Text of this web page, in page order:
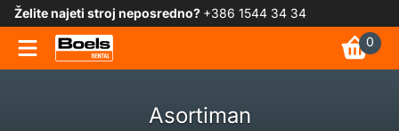
Želite najeti stroj neposredno? +386 1544 34 34
0
Asortiman